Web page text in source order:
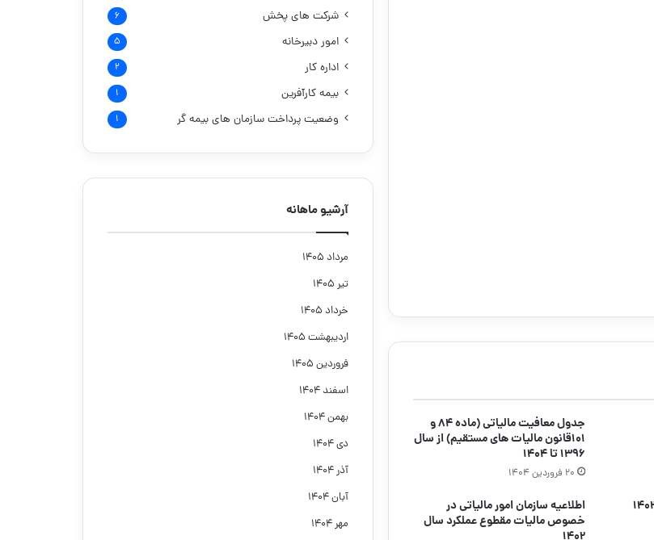
جدول معافیت مالیاتی (ماده ۸۴ و
۱۰۱قانون مالیات های مستقیم) از سال
۱۳۹۶ تا ۱۴۰۴
۲۰ فروردین ۱۴۰۴
اطلاعیه سازمان امور مالیاتی در
خصوص مالیات مقطوع عملکرد سال
۱۴۰۲
شرکت های پخش ۶
امور دبیرخانه ۵
اداره کار ۲
بیمه کارآفرین ۱
وضعیت پرداخت سازمان های بیمه گر ۱
آرشیو ماهانه
مرداد ۱۴۰۵
تیر ۱۴۰۵
خرداد ۱۴۰۵
اردیبهشت ۱۴۰۵
فروردین ۱۴۰۵
اسفند ۱۴۰۴
بهمن ۱۴۰۴
دی ۱۴۰۴
آذر ۱۴۰۴
آبان ۱۴۰۴
مهر ۱۴۰۴